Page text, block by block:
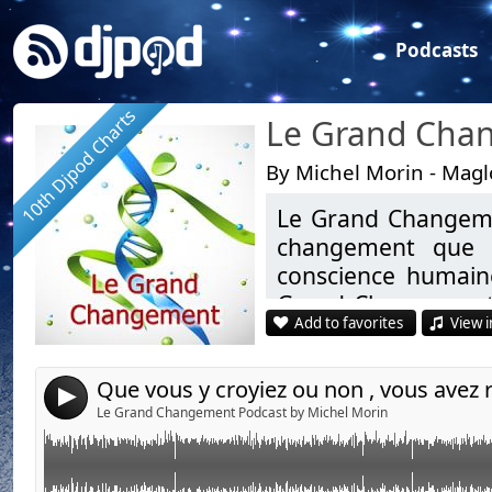
Podcasts
10th Djpod Charts By Michel Morin -
Le Grand
changement
conscience
Grand
chacun devrait
Eveil Spirituel,
et ses
Add to favorites View
4 Le Grand Changement Podcast by Michel Morin
Link:
Widget:
Share:
Post:
Send by email